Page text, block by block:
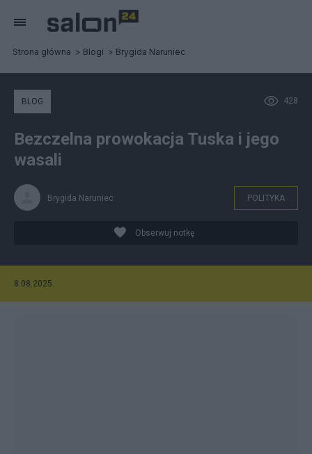
Strona główna Blogi Brygida Naruniec
428
BLOG
Bezczelna prowokacja Tuska i jego
wasali
Brygida Naruniec POLITYKA
Obserwuj notkę
8.08.2025